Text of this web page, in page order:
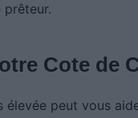
Cote de
élevée peut vous